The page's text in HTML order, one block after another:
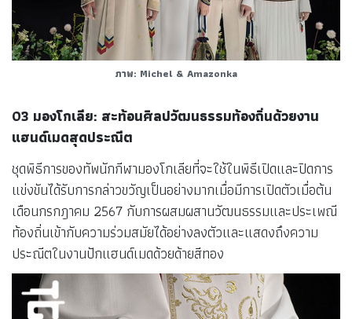
ภาพ: Michel & Amazonka
03 มองโกเลีย: สะท้อนศิลปวัฒนธรรมท้องถิ่นด้วยงาน
แฮนด์เมดสุดประณีต
ชุดพิธีการของทัพนักกีฬามองโกเลียที่จะใช้ในพิธีเปิดและปิดการ
แข่งขันได้รับการกล่าวขวัญเป็นอย่างมากเมื่อมีการเปิดตัวเมื่อต้น
เดือนกรกฎาคม 2567 กับการผสมผสานวัฒนธรรมและประเพณี
ท้องถิ่นเข้ากับความร่วมสมัยได้อย่างลงตัวและแสดงถึงความ
ประณีตในงานปักแฮนด์เมดด้วยด้ายสีทอง